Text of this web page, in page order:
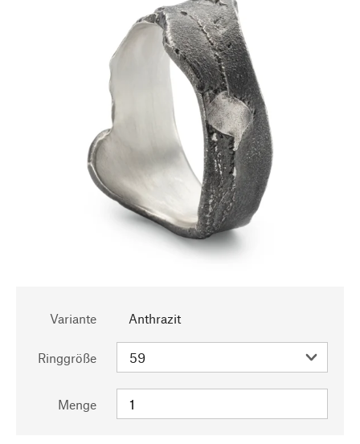
Variante Anthrazit
Ringgröße
Menge